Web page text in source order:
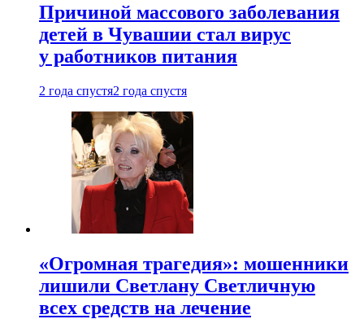
Причиной массового заболевания
детей в Чувашии стал вирус
у работников питания
2 года спустя2 года спустя
«Огромная трагедия»: мошенники
лишили Светлану Светличную
всех средств на лечение